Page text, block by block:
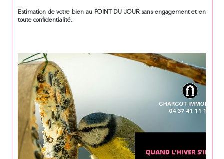
Estimation de votre bien au POINT DU JOUR sans engagement et en
toute confidentialité.